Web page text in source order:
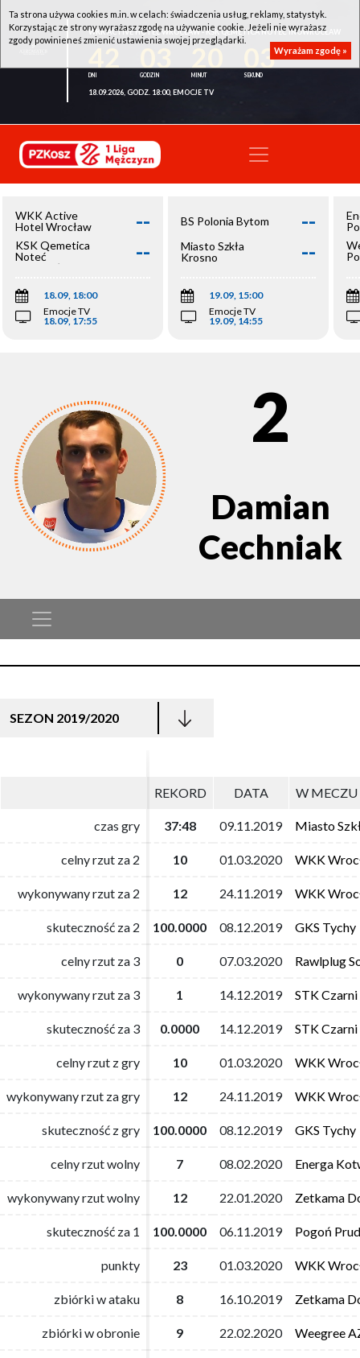
WKK ACTIVE HOTEL WROCŁAW - KSK QEMETICA NOTEĆ INOWROCŁAW
03
18.09.2026, GODZ. 18:00, EMOCJE TV
WKK Active
Hotel Wrocław
--
KSK Qemetica
Noteć
Inowrocław
--
18.09, 18:00
Emocje TV
18.09, 17:55
BS Polonia Bytom --
Miasto Szkła
Krosno
--
19.09, 15:00
Emocje TV
19.09, 14:55
2
Damian
Cechniak
SEZON 2019/2020
REKORD DATA W MECZU
czas gry 37:48 09.11.2019 Miasto
celny rzut za 2 10 01.03.2020 WKK
wykonywany rzut za 2 12 24.11.2019 WKK
skuteczność za 2 100.0000 08.12.2019 GKS Tychy
celny rzut za 3 0 07.03.2020 Rawlplug
wykonywany rzut za 3 1 14.12.2019 STK Czarni
skuteczność za 3 0.0000 14.12.2019 STK Czarni
celny rzut z gry 10 01.03.2020 WKK
wykonywany rzut za gry 12 24.11.2019 WKK
skuteczność z gry 100.0000 08.12.2019 GKS Tychy
celny rzut wolny 7 08.02.2020 Energa
wykonywany rzut wolny 12 22.01.2020 Zetkama
skuteczność za 1 100.0000 06.11.2019 Pogoń
punkty 23 01.03.2020 WKK
zbiórki w ataku 8 16.10.2019 Zetkama
zbiórki w obronie 9 22.02.2020 Weegree
REKORD DATA W MECZU
czas gry 37:48 09.11.2019 Miasto
celny rzut za 2 10 01.03.2020 WKK
wykonywany rzut za 2 12 24.11.2019 WKK
skuteczność za 2 100.0000 08.12.2019 GKS Tychy
celny rzut za 3 0 07.03.2020 Rawlplug
wykonywany rzut za 3 1 14.12.2019 STK Czarni
skuteczność za 3 0.0000 14.12.2019 STK Czarni
celny rzut z gry 10 01.03.2020 WKK
wykonywany rzut za gry 12 24.11.2019 WKK
skuteczność z gry 100.0000 08.12.2019 GKS Tychy
celny rzut wolny 7 08.02.2020 Energa
wykonywany rzut wolny 12 22.01.2020 Zetkama
skuteczność za 1 100.0000 06.11.2019 Pogoń
punkty 23 01.03.2020 WKK
zbiórki w ataku 8 16.10.2019 Zetkama
zbiórki w obronie 9 22.02.2020 Weegree
Ta strona używa cookies m.in. w celach: świadczenia usług, reklamy, statystyk.
Korzystając ze strony wyrażasz zgodę na używanie cookie. Jeżeli nie wyrażasz
zgody powinieneś zmienić ustawienia swojej przeglądarki.
Wyrażam zgodę »